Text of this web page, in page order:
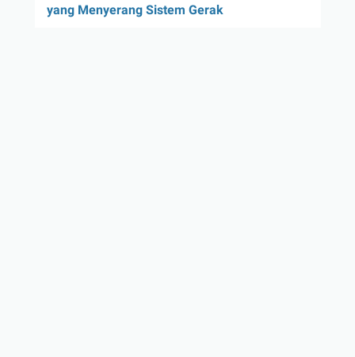
yang Menyerang Sistem Gerak